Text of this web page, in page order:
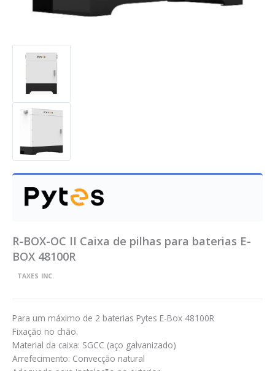
R-BOX-OC II Caixa de pilhas para baterias E-
BOX 48100R
TAXES INC.
Para um máximo de 2 baterias Pytes E-Box 48100R
Fixação no chão.
Material da caixa: SGCC (aço galvanizado)
Arrefecimento: Convecção natural